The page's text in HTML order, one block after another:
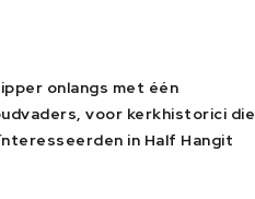
onlangs met één
voor kerkhistorici die
in Half Hangit